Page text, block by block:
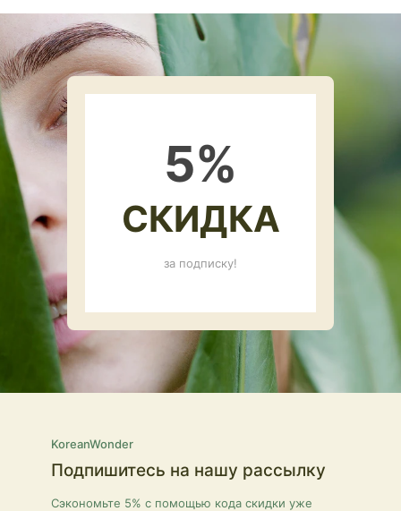
5%
СКИДКА
за подписку!
KoreanWonder
Подпишитесь на нашу рассылку
Сэкономьте 5% с помощью кода скидки уже